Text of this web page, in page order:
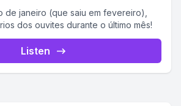
de janeiro (que saiu em fevereiro),
dos ouvites durante o último mês!
Listen